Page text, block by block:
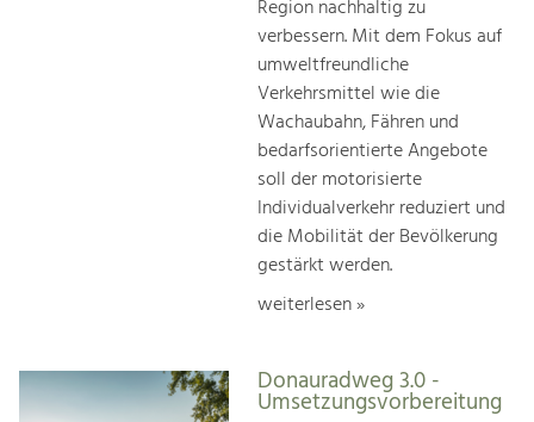
Region nachhaltig zu
verbessern. Mit dem Fokus auf
umweltfreundliche
Verkehrsmittel wie die
Wachaubahn, Fähren und
bedarfsorientierte Angebote
soll der motorisierte
Individualverkehr reduziert und
die Mobilität der Bevölkerung
gestärkt werden.
weiterlesen »
Donauradweg 3.0 -
Umsetzungsvorbereitung